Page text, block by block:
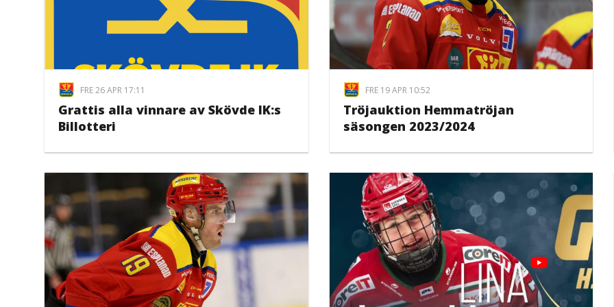
FRE 26 APR 17:11
Grattis alla vinnare av Skövde IK:s
Billotteri
FRE 19 APR 10:52
Tröjauktion Hemmatröjan
säsongen 2023/2024